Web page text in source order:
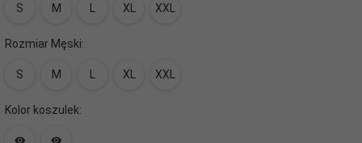
S M XL XXL
Rozmiar Męski:
S M XL XXL
Kolor koszulek: